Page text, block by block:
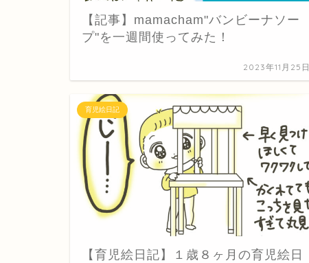
【記事】mamacham"バンビーナソー
プ"を一週間使ってみた！
2023年11月25日
育児絵日記
【育児絵日記】１歳８ヶ月の育児絵日